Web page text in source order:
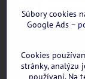
Súbory cookies
Google Ads –
Cookies
stránky, analýzu
používaní. Na